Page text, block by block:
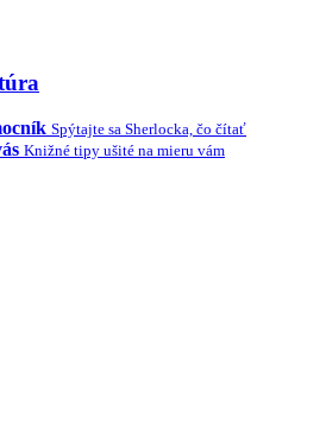
Spýtajte sa Sherlocka, čo čítať
Knižné tipy ušité na mieru vám